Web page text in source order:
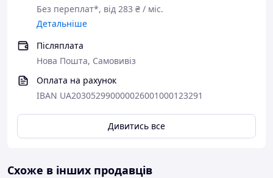
Без переплат*, від 283 ₴ / міс.
Детальніше
Післяплата
Нова Пошта, Самовивіз
Оплата на рахунок
IBAN UA203052990000026001000123291
Дивитись все
Схоже в інших продавців